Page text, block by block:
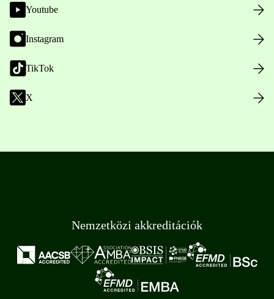
Youtube
Instagram
TikTok
X
Nemzetközi akkreditációk